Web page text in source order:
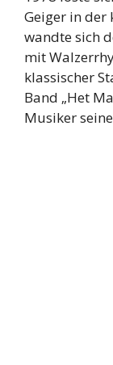
Geiger in der
wandte sich
mit
klassischer
Band „Het
Musiker